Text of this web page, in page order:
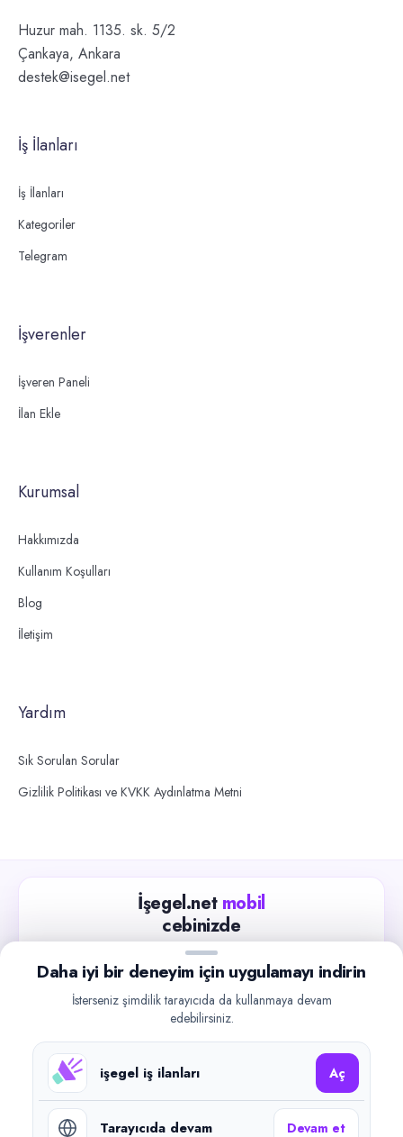
Huzur mah. 1135. sk. 5/2
Çankaya, Ankara
destek@isegel.net
İş İlanları
İş İlanları
Kategoriler
Telegram
İşverenler
İşveren Paneli
İlan Ekle
Kurumsal
Hakkımızda
Kullanım Koşulları
Blog
İletişim
Yardım
Sık Sorulan Sorular
Gizlilik Politikası ve KVKK Aydınlatma Metni
İşegel.net mobil
cebinizde
Güncel iş ilanlarını takip edin, işverenlerle hızlıca
iletişime geçin.
Google Play
©2026işegel.net. Tüm hakları saklıdır.
Daha iyi bir deneyim için uygulamayı indirin
İsterseniz şimdilik tarayıcıda da kullanmaya devam
edebilirsiniz.
işegel iş ilanları Aç
Tarayıcıda devam Devam et